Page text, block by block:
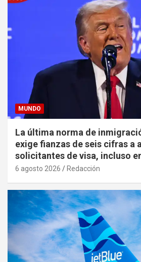
MUNDO
La última norma de
exige fianzas de seis cifras a
solicitantes de visa, incluso
6 agosto 2026 Redacción